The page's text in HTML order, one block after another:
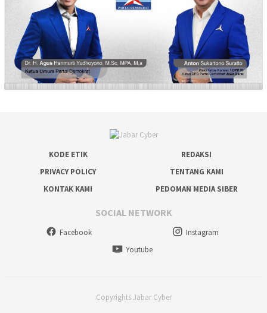
KODE ETIK
REDAKSI
PRIVACY POLICY
TENTANG KAMI
KONTAK KAMI
PEDOMAN MEDIA SIBER
SOCIAL NETWORK
Facebook
Instagram
Youtube
Copyrights Jabar Cyber